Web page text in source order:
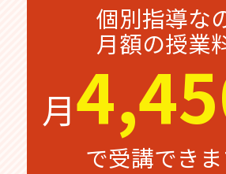
個別指導な
月額の授業
月
で受講できま